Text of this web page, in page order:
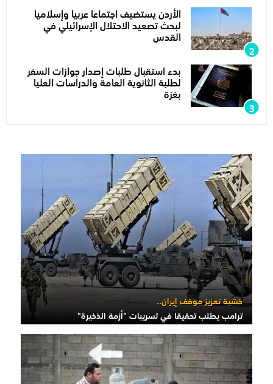
الأردن يستضيف اجتماعا عربيا وإسلاميا
لبحث تصعيد الاحتلال الإسرائيلي في
القدس
بدء استقبال طلبات إصدار جوازات السفر
لطلبة الثانوية العامة والدراسات العليا
بغزة
خشية تعزيز موقف إيران..
ترامب يطلب تحقيقا في تسريبات "أزمة الذخيرة"